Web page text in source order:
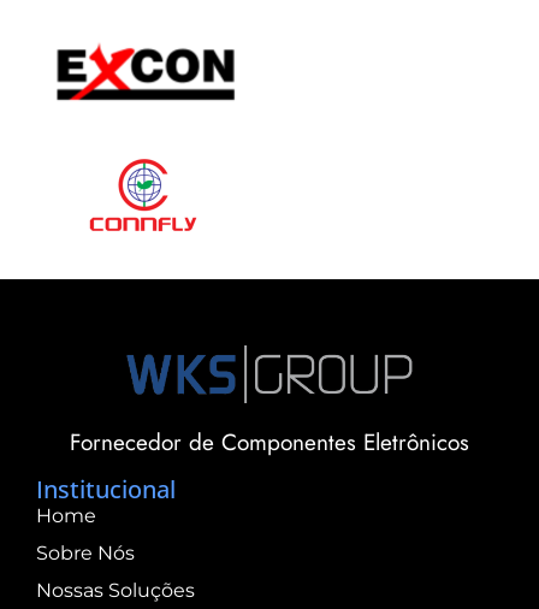
Fornecedor de Componentes Eletrônicos
Institucional
Home
Sobre Nós
Nossas Soluções